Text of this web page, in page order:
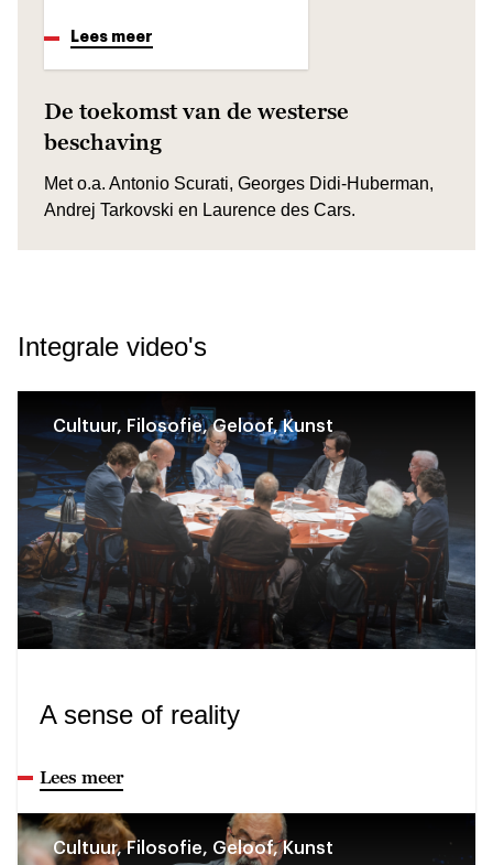
Lees meer
De toekomst van de westerse
beschaving
Met o.a. Antonio Scurati, Georges Didi-Huberman,
Andrej Tarkovski en Laurence des Cars.
Integrale video's
Cultuur, Filosofie, Geloof, Kunst
A sense of reality
Lees meer
Cultuur, Filosofie, Geloof, Kunst